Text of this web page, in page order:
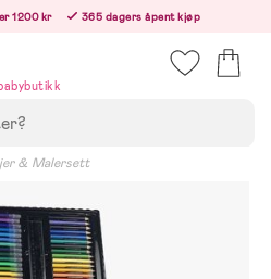
1200 kr
365 dagers åpent kjøp
& Malersett